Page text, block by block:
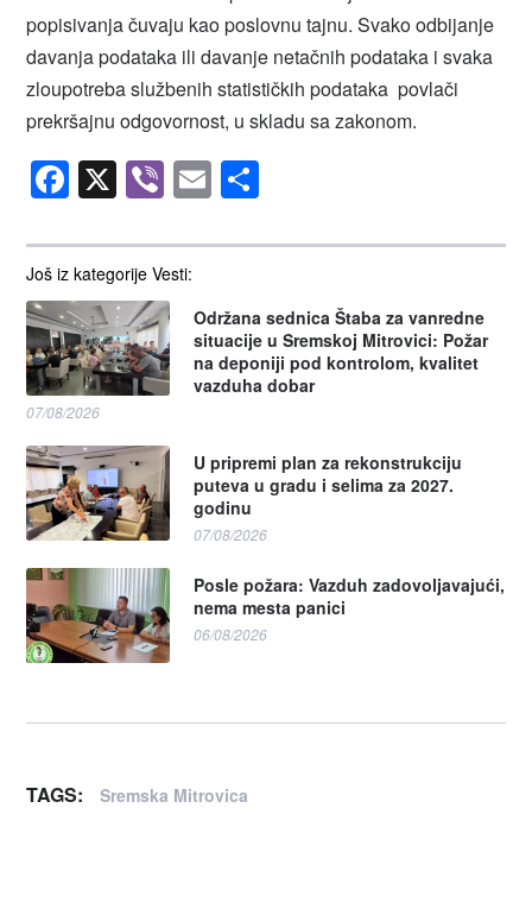
Još iz kategorije Vesti:
Održana sednica Štaba za vanredne
situacije u Sremskoj Mitrovici: Požar
na deponiji pod kontrolom, kvalitet
vazduha dobar
07/08/2026
U pripremi plan za rekonstrukciju
puteva u gradu i selima za 2027.
godinu
07/08/2026
Posle požara: Vazduh zadovoljavajući,
nema mesta panici
06/08/2026
popisivanja čuvaju kao poslovnu tajnu. Svako odbijanje
davanja podataka ili davanje netačnih podataka i svaka
zloupotreba službenih statističkih podataka povlači
prekršajnu odgovornost, u skladu sa zakonom.
Facebook
X ViberEmail
TAGS: Sremska Mitrovica